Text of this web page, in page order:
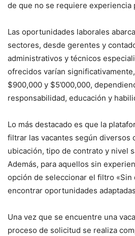
de que no se requiere experiencia
Las oportunidades laborales
sectores, desde gerentes y
administrativos y técnicos
ofrecidos varían
$900,000 y $5’000,000,
responsabilidad, educación y
Lo más destacado es que la
filtrar las vacantes según diversos
ubicación, tipo de contrato y nivel
Además, para aquellos sin
opción de seleccionar el filtro «Sin
encontrar oportunidades
Una vez que se encuentre una
proceso de solicitud se realiza